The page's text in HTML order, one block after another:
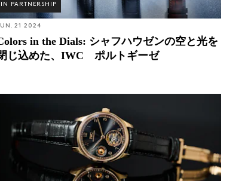
IN PARTNERSHIP
21 2024
in the Dials: シャフハウゼンの空と光を
じ込めた、IWC ポルトギーゼ
トギーゼ・ハンドワインド・トゥールビヨン・デイ
＆ナイトは、いかにしてひとつのコレクションとし
て確立したか